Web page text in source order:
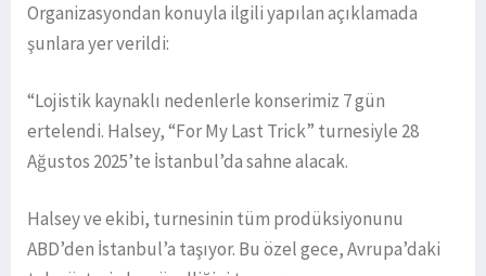
Organizasyondan konuyla ilgili yapılan açıklamada
şunlara yer verildi:
“Lojistik kaynaklı nedenlerle konserimiz 7 gün
ertelendi. Halsey, “For My Last Trick” turnesiyle 28
Ağustos 2025’te İstanbul’da sahne alacak.
Halsey ve ekibi, turnesinin tüm prodüksiyonunu
ABD’den İstanbul’a taşıyor. Bu özel gece, Avrupa’daki